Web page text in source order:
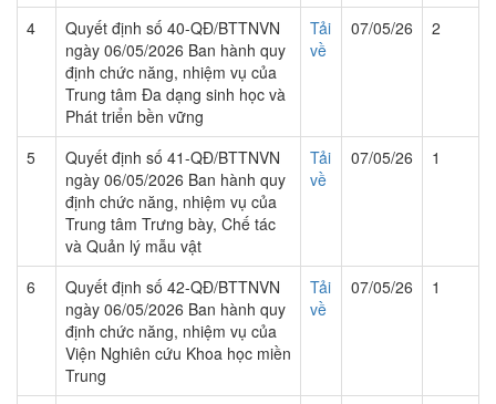
4
Quyết định số 40-QĐ/BTTNVN
ngày 06/05/2026 Ban hành quy
định chức năng, nhiệm vụ của
Trung tâm Đa dạng sinh học và
Phát triển bền vững
Tải
về
07/05/26 2
5
Quyết định số 41-QĐ/BTTNVN
ngày 06/05/2026 Ban hành quy
định chức năng, nhiệm vụ của
Trung tâm Trưng bày, Chế tác
và Quản lý mẫu vật
Tải
về
07/05/26 1
6
Quyết định số 42-QĐ/BTTNVN
ngày 06/05/2026 Ban hành quy
định chức năng, nhiệm vụ của
Viện Nghiên cứu Khoa học miền
Trung
Tải
về
07/05/26 1